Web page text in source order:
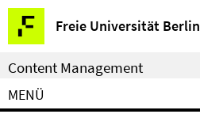
Freie Universität Berlin
Service-
Navigation
Content Management
MENÜ